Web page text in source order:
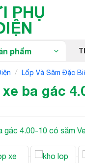
phẩm
/ Lốp Và Săm Đặc
ba gác